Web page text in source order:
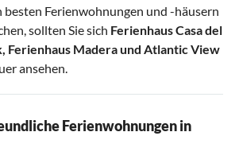
besten Ferienwohnungen und -häusern
sollten Sie sich Ferienhaus Casa del
Ferienhaus Maderaund Atlantic View
ansehen.
Ferienwohnungen in